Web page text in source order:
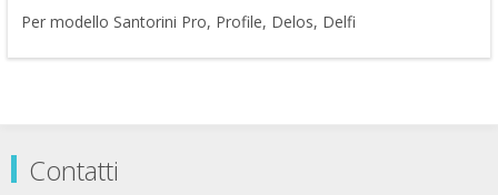
Per modello Santorini Pro, Profile, Delos, Delfi
Contatti